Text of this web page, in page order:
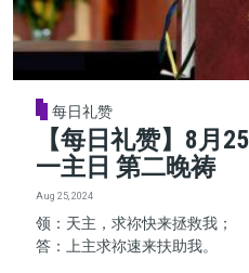
每日礼赞
【每日礼赞】8月
一主日 第二晚祷
Aug 25, 2024
领：天主，求祢快来拯救我；
答：上主求祢速来扶助我。